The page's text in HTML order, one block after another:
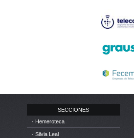
SECCIONES
· Hemeroteca
· Silvia Leal